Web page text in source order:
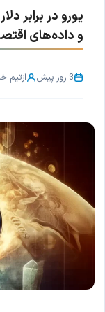
یورو در برابر
و داده‌های
3 روز پیش ازتیم